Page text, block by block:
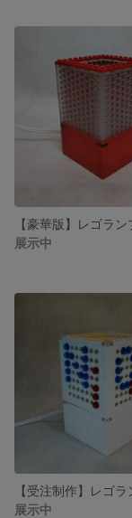
展示中
展示中